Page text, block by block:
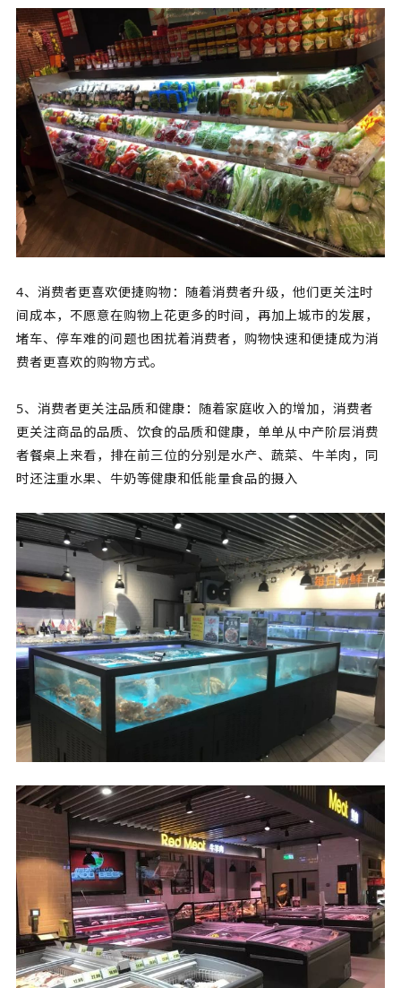
4、消费者更喜欢便捷购物：随着消费者升级，他们更关注时
间成本，不愿意在购物上花更多的时间，再加上城市的发展，
堵车、停车难的问题也困扰着消费者，购物快速和便捷成为消
费者更喜欢的购物方式。
5、消费者更关注品质和健康：随着家庭收入的增加，消费者
更关注商品的品质、饮食的品质和健康，单单从中产阶层消费
者餐桌上来看，排在前三位的分别是水产、蔬菜、牛羊肉，同
时还注重水果、牛奶等健康和低能量食品的摄入